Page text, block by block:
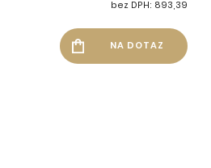
bez DPH: 893,39